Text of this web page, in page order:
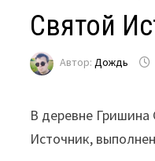
Святой
Автор:Дождь
В деревне Гришина
Источник,